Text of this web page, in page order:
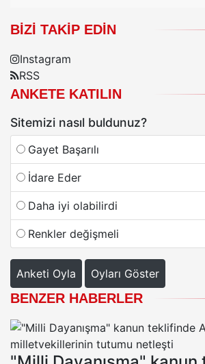
BIZI TAKIP EDIN
Instagram
RSS
ANKETE KATILIN
Sitemizi nasıl buldunuz?
Gayet Başarılı
İdare Eder
Daha iyi olabilirdi
Renkler değişmeli
Anketi Oyla Oyları Göster
BENZER HABERLER